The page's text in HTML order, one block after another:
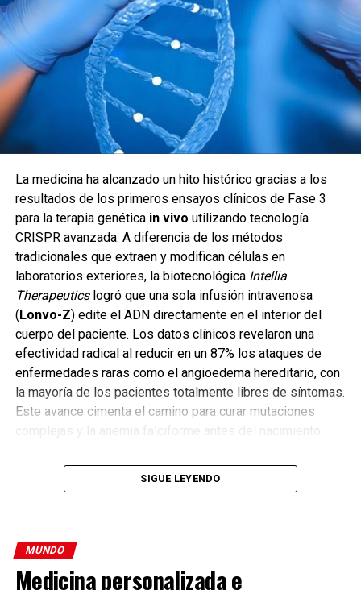
La medicina ha alcanzado un hito histórico gracias a los
resultados de los primeros ensayos clínicos de Fase 3
para la terapia genética in vivo utilizando tecnología
CRISPR avanzada. A diferencia de los métodos
tradicionales que extraen y modifican células en
laboratorios exteriores, la biotecnológica Intellia
Therapeuticslogró que una sola infusión intravenosa
( Lonvo-Z) edite el ADN directamente en el interior del
cuerpo del paciente. Los datos clínicos revelaron una
efectividad radical al reducir en un 87% los ataques de
enfermedades raras como el angioedema hereditario, con
la mayoría de los pacientes totalmente libres de síntomas.
Este avance cimenta el camino para curar mutaciones
SIGUE LEYENDO
MUNDO
Medicina personalizada e